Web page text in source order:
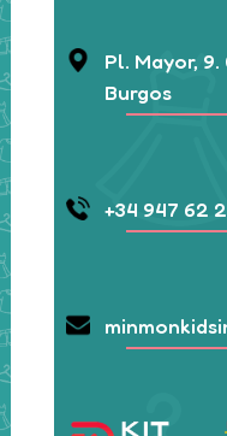
Pl. Mayor,
Burgos
+34 947 62